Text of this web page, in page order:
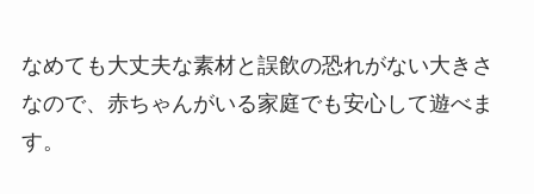
なめても大丈夫な素材と誤飲の恐れがない大きさ
なので、赤ちゃんがいる家庭でも安心して遊べま
す。